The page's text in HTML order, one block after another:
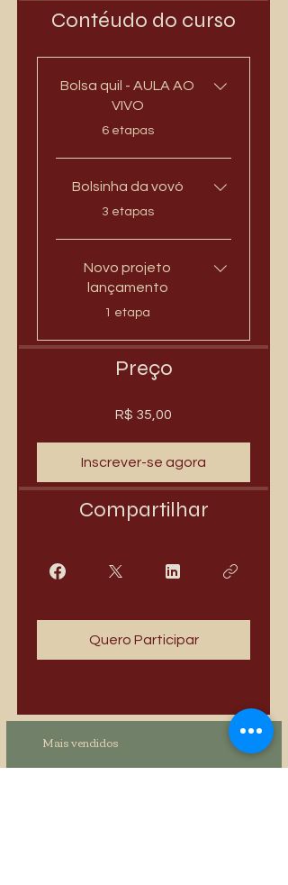
Contéudo do curso
Bolsa quil - AULA AO
VIVO
.
6 etapas
Bolsinha da vovó
.
3 etapas
Novo projeto
lançamento
.
1 etapa
Preço
R$ 35,00
Inscrever-se agora
Compartilhar
Quero Participar
Mais vendidos